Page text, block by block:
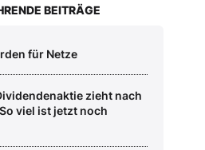
BEITRÄGE
für Netze
zieht nach
viel ist jetzt noch